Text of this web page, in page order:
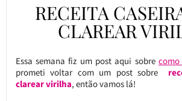
RECEITA
CLAREAR
Essa semana fiz um post aqui sobre
prometi voltar com um post sobre
clarear virilha, então vamos lá!